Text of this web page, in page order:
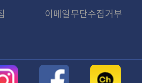
이메일무단수집거부